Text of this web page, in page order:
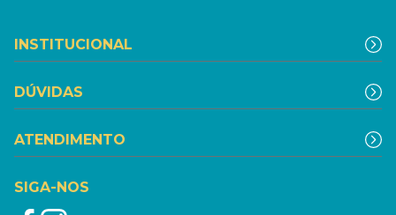
INSTITUCIONAL
DÚVIDAS
ATENDIMENTO
SIGA-NOS